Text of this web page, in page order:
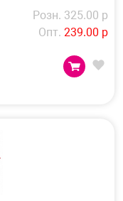
Розн. 325.00 р
Опт. 239.00 р